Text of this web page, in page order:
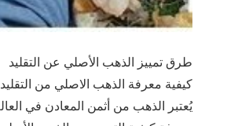
طرق تمييز الذهب الأصلي عن التقليد
كيفية معرفة الذهب الاصلي من التقليد
يُعتبر الذهب من أثمن المعادن في